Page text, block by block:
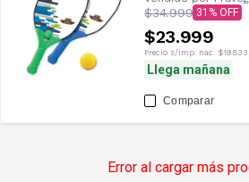
$34.999 31
$23.999
Precio s/imp. nac.
Llega mañana
Comparar
Error al cargar más